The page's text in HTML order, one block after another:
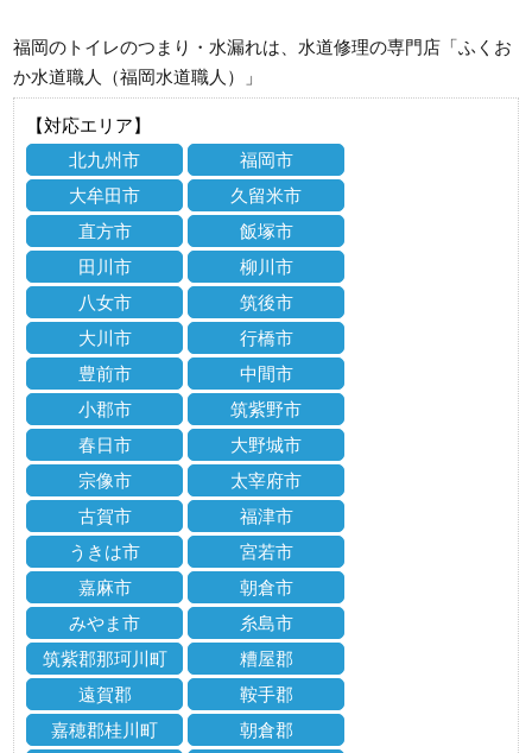
福岡のトイレのつまり・水漏れは、水道修理の専門店「ふくお
か水道職人（福岡水道職人）」
【対応エリア】
北九州市
福岡市
大牟田市
久留米市
直方市
飯塚市
田川市
柳川市
八女市
筑後市
大川市
行橋市
豊前市
中間市
小郡市
筑紫野市
春日市
大野城市
宗像市
太宰府市
古賀市
福津市
うきは市
宮若市
嘉麻市
朝倉市
みやま市
糸島市
筑紫郡那珂川町
糟屋郡
遠賀郡
鞍手郡
嘉穂郡桂川町
朝倉郡